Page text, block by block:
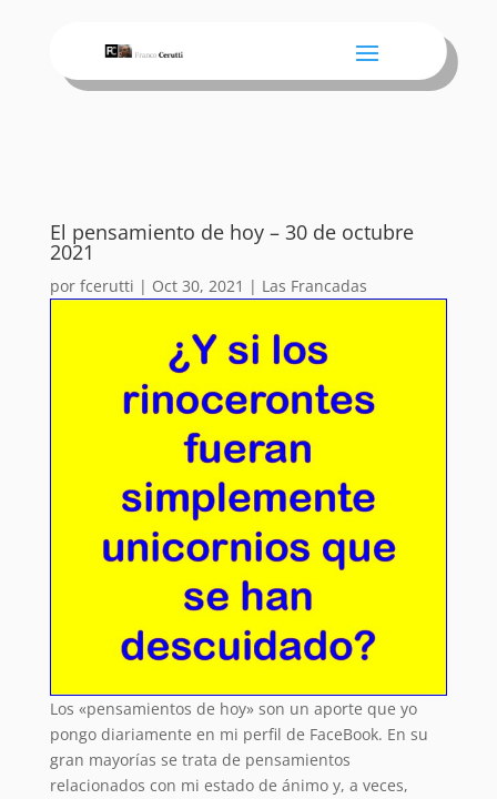
El pensamiento de hoy – 30 de octubre
2021
por fcerutti | Oct 30, 2021 | Las Francadas
Los «pensamientos de hoy» son un aporte que yo
pongo diariamente en mi perfil de FaceBook. En su
gran mayorías se trata de pensamientos
relacionados con mi estado de ánimo y, a veces,